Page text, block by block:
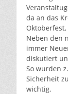
da an das
Neben den
immer
diskutiert
So wurden
Sicherheit
wichtig.